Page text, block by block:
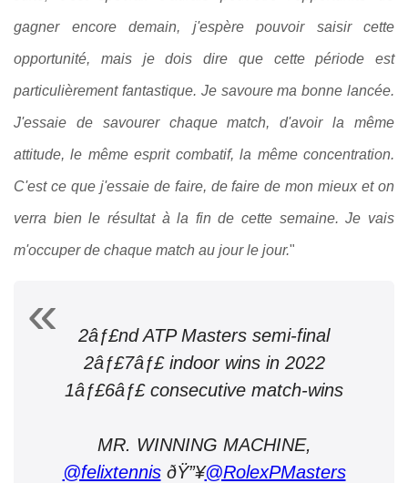
gagner encore demain, j'espère pouvoir saisir cette
opportunité, mais je dois dire que cette période est
particulièrement fantastique. Je savoure ma bonne lancée.
J'essaie de savourer chaque match, d'avoir la même
attitude, le même esprit combatif, la même concentration.
C'est ce que j'essaie de faire, de faire de mon mieux et on
verra bien le résultat à la fin de cette semaine. Je vais
m'occuper de chaque match au jour le jour."
2âƒ£nd ATP Masters semi-final
2âƒ£7âƒ£ indoor wins in 2022
1âƒ£6âƒ£ consecutive match-wins
MR. WINNING MACHINE,
@felixtennisðŸ”¥@RolexPMasters